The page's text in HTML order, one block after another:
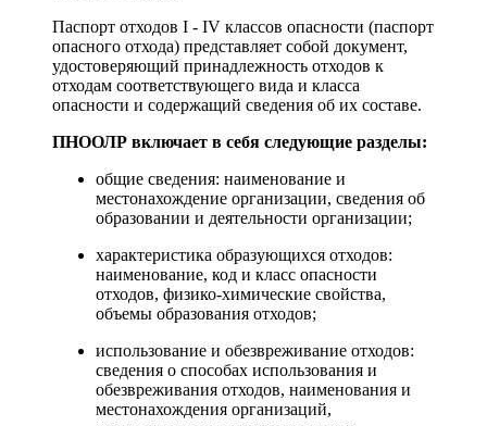
Паспорт отходов I - IV классов опасности (паспорт
опасного отхода) представляет собой документ,
удостоверяющий принадлежность отходов к
отходам соответствующего вида и класса
опасности и содержащий сведения об их составе.
ПНООЛР включает в себя следующие разделы:
общие сведения: наименование и
местонахождение организации, сведения об
образовании и деятельности организации;
характеристика образующихся отходов:
наименование, код и класс опасности
отходов, физико-химические свойства,
объемы образования отходов;
использование и обезвреживание отходов:
сведения о способах использования и
обезвреживания отходов, наименования и
местонахождения организаций,